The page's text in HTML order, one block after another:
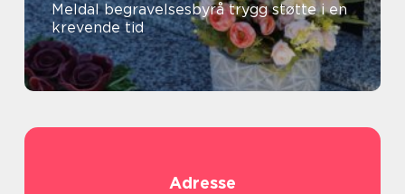
Meldal begravelsesbyrå trygg støtte i en
krevende tid
Adresse